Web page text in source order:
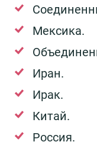
Мексика.
Иран.
Ирак.
Китай.
Россия.